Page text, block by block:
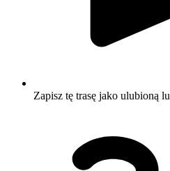
Zapisz tę trasę jako ulubioną